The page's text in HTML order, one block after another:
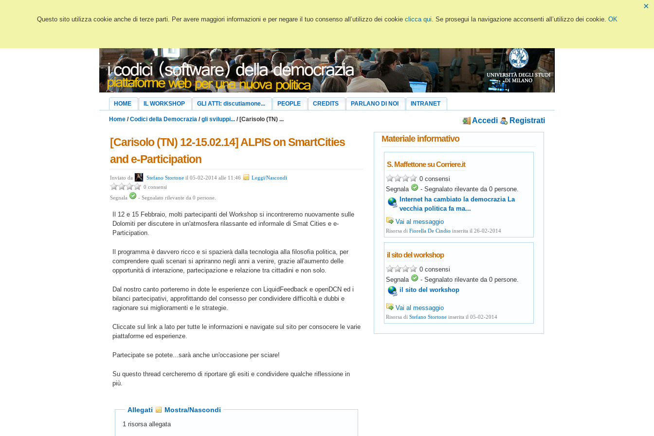
×
Questo sito utilizza cookie anche di terze parti. Per avere maggiori informazioni e per negare il tuo consenso all’utilizzo dei cookie clicca qui. Se prosegui la navigazione acconsenti all’utilizzo dei cookie. OK
HOME IL WORKSHOP GLI ATTI: discutiamone... PEOPLE CREDITS PARLANO DI NOI INTRANET
Accedi Registrati
Home /Codici della Democrazia /gli sviluppi... / [Carisolo (TN) ...
[Carisolo (TN) 12-15.02.14] ALPIS on SmartCities
and e-Participation
Inviato da Stefano Stortone il 05-02-2014 alle 11:46
Leggi/Nascondi
0 consensi
Segnala
- Segnalato rilevante da 0 persone.
Il 12 e 15 Febbraio, molti partecipanti del Workshop si incontreremo nuovamente sulle
Dolomiti per discutere in un'atmosfera rilassante ed informale di Smat Cities e e-
Participation.
Il programma è davvero ricco e si spazierà dalla tecnologia alla filosofia politica, per
comprendere quali scenari si apriranno negli anni a venire, grazie all'aumento delle
opportunità di interazione, partecipazione e relazione tra cittadini e non solo.
Dal nostro canto porteremo in dote le esperienze con LiquidFeedback e openDCN ed i
bilanci partecipativi, approfittando del consesso per condividere difficoltà e dubbi e
ragionare sui miglioramenti e le strategie.
Cliccate sul link a lato per tutte le informazioni e navigate sul sito per consocere le varie
piattaforme ed esperienze.
Partecipate se potete...sarà anche un'occasione per sciare!
Su questo thread cercheremo di riportare gli esiti e condividere qualche riflessione in
più.
Allegati Mostra/Nascondi
1 risorsa allegata
Materiale informativo
S. Maffettone su Corriere.it
0 consensi
Segnala
- Segnalato rilevante da 0 persone.
Internet ha cambiato la democrazia La
vecchia politica fa ma...
Vai al messaggio
Risorsa di Fiorella De Cindio inserita il 26-02-2014
il sito del workshop
0 consensi
Segnala
- Segnalato rilevante da 0 persone.
il sito del workshop
Vai al messaggio
Risorsa di Stefano Stortone inserita il 05-02-2014